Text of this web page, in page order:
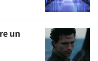
un